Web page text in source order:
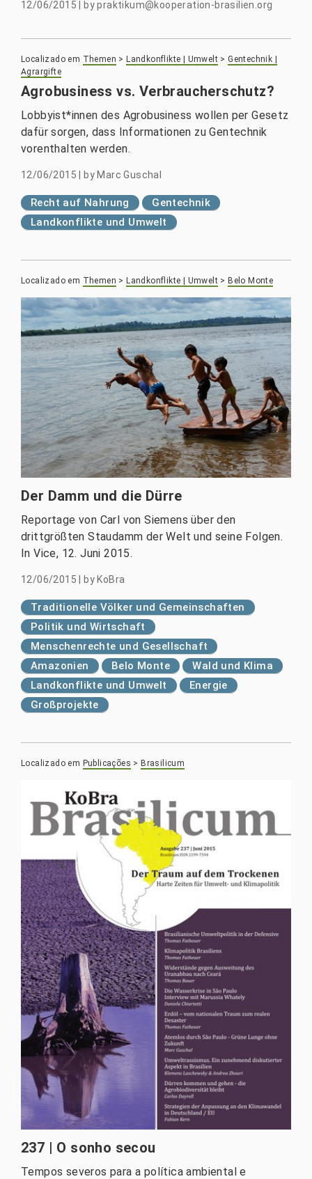
12/06/2015|bypraktikum@kooperation-brasilien.org
Localizado em Themen >Landkonflikte | Umwelt >Gentechnik |
Agrargifte
Agrobusiness vs. Verbraucherschutz?
Lobbyist*innen des Agrobusiness wollen per Gesetz
dafür sorgen, dass Informationen zu Gentechnik
vorenthalten werden.
12/06/2015|byMarc Guschal
Recht auf Nahrung
Gentechnik
Landkonflikte und Umwelt
Localizado em Themen >Landkonflikte | Umwelt >Belo Monte
Der Damm und die Dürre
Reportage von Carl von Siemens über den
drittgrößten Staudamm der Welt und seine Folgen.
In Vice, 12. Juni 2015.
12/06/2015|byKoBra
Traditionelle Völker und Gemeinschaften
Politik und Wirtschaft
Menschenrechte und Gesellschaft
Amazonien
Belo Monte
Wald und Klima
Landkonflikte und Umwelt
Energie
Großprojekte
Localizado em Publicações >Brasilicum
237 | O sonho secou
Tempos severos para a política ambiental e